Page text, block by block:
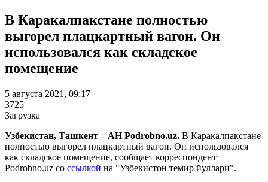
В Каракалпакстане полностью
выгорел плацкартный вагон. Он
использовался как складское
помещение
5 августа 2021, 09:17
3725
Загрузка
Узбекистан, Ташкент – АН Podrobno.uz. В Каракалпакстане
полностью выгорел плацкартный вагон. Он использовался
как складское помещение, сообщает корреспондент
Podrobno.uz со ссылкой на "Узбекистон темир йуллари".